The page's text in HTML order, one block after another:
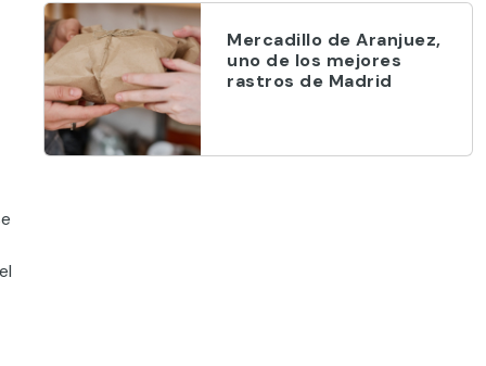
Mercadillo de Aranjuez,
uno de los mejores
rastros de Madrid